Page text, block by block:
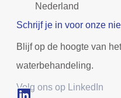
Nederland
Schrijf je in voor onze
Blijf op de hoogte van
waterbehandeling.
Volg ons op LinkedIn